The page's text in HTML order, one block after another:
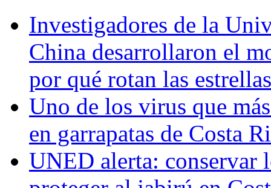
Investigadores de la
China desarrollaron el
por qué rotan las
Uno de los virus que
en garrapatas de Costa
UNED alerta: conservar